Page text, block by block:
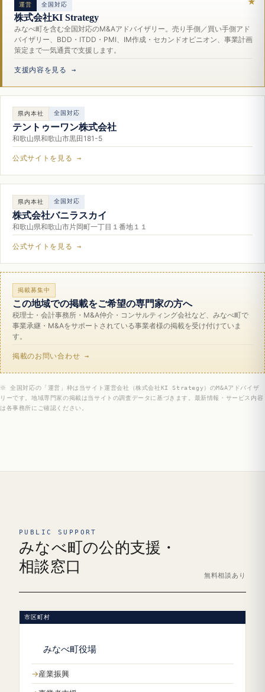
運営 全国対応
株式会社KI Strategy
みなべ町を含む全国対応のM&Aアドバイザリー。売り手側／買い手側アド
バイザリー、BDD・ITDD・PMI、IM作成・セカンドオピニオン、事業計画
策定まで一気通貫で支援します。
支援内容を見る →
県内本社 全国対応
テントゥーワン株式会社
和歌山県和歌山市黒田181-5
公式サイトを見る →
県内本社 全国対応
株式会社バニラスカイ
和歌山県和歌山市片岡町一丁目１番地１１
公式サイトを見る →
掲載募集中
この地域での掲載をご希望の専門家の方へ
税理士・会計事務所・M&A仲介・コンサルティング会社など、みなべ町で
事業承継・M&Aをサポートされている事業者様の掲載を受け付けていま
す。
掲載のお問い合わせ →
※ 全国対応の「運営」枠は当サイト運営会社（株式会社KI Strategy）のM&Aアドバイザ
リーです。地域専門家の掲載は当サイトの調査データに基づきます。最新情報・サービス内容
は各事務所にご確認ください。
PUBLIC SUPPORT
みなべ町の公的支援・
相談窓口
無料相談あり
市区町村
みなべ町役場
産業振興